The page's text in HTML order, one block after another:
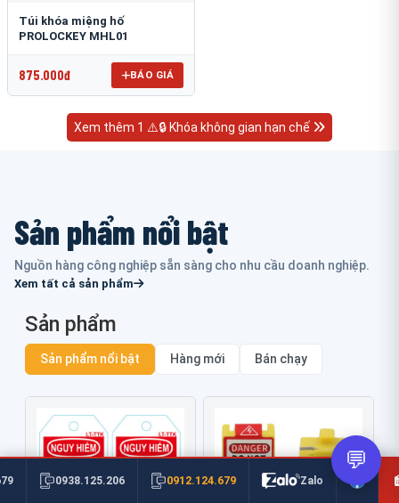
Túi khóa miệng hố
PROLOCKEY MHL01
875.000đ BÁO GIÁ
Xem thêm 1 ⚠️🔒 Khóa không gian hạn chế
Sản phẩm nổi bật
Nguồn hàng công nghiệp sẵn sàng cho nhu cầu doanh nghiệp.
Xem tất cả sản phẩm
Sản phẩm
Sản phẩm nổi bật Hàng mới Bán chạy
0938.125.206 0912.124.679 Zalo
💬